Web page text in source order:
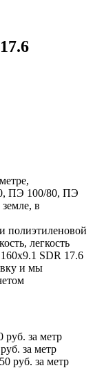
ПЭ 100/80, ПЭ
в
полиэтиленовой
легкость
SDR 17.6
и мы
руб. за метр
за метр
руб. за метр